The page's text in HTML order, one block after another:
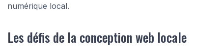
numérique local.
Les défis de la conception web locale